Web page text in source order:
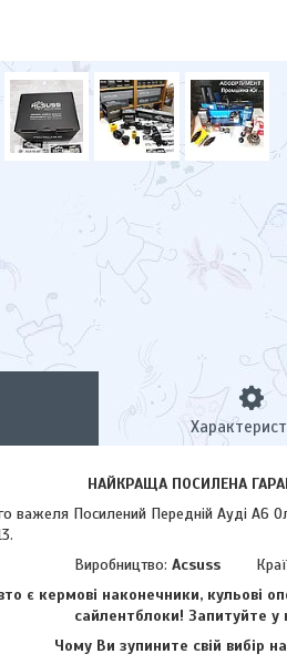
НАЙКРАЩА ПОСИЛЕНА
Посилений Передній Ауді А6
Виробництво: Acsuss
є кермові наконечники, кульові
сайлентблоки! Запитуйте у
Чому Ви зупините свій вибір